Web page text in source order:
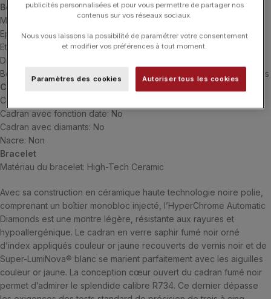
Boîtier
Matériau du boîtier: High-Tech Ceramic
Epaisseur du boîtier: 10.2 mm
Etanchéité du boîtier: 5 bar (50 m)
Dimensions du boîtier: 42.0 mm
Boîtier crystal: Verre saphir avec traitement antireflet sur les 2 faces
Cadran
Couleur du cadran: Black, Smoked
Cadran avec fonction date: No
Cadran avec diamants: No
Nacre: Non
Bracelet
Matériau du bracelet: High-Tech Ceramic
Avec sa construction en céramique haute technologie noire polie,
comprenant un boîtier monobloc injecté, l’HyperChrome Automatic
Diamonds est une montre légère, résistante aux rayures et
hypoallergénique. Le cadran en verre saphir fumé noir orné
d’index appliqués couleur or jaune recouverts de vernis noir et de
Super-LumiNova® blanc se marient parfaitement avec les aiguilles
couleur or jaune. La conception cœur ouvert du cadran fumé noir
permet d’admirer le splendide calibre R734. Ce dernier dépasse
publicités personnalisées et pour vous permettre de partager nos
contenus sur vos réseaux sociaux.
Nous vous laissons la possibilité de paramétrer votre consentement
et modifier vos préférences à tout moment.
Paramètres des cookies Autoriser tous les cookies